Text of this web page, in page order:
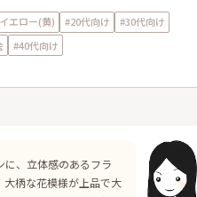
エロー(黄) #20代向け
#30代向け
#40代向け
に、立体感のあるフラ
大柄な花模様が上品で大